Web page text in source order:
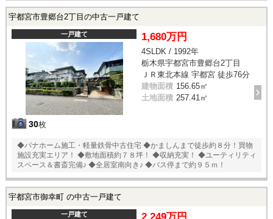
宇都宮市豊郷台2丁目の中古一戸建て
一戸建て
30枚
1,680万円
4SLDK / 1992年
栃木県宇都宮市豊郷台2丁目
ＪＲ東北本線 宇都宮 徒歩76分
建物面積 156.65㎡
土地面積 257.41㎡
◆パナホーム施工・軽量鉄骨中古住宅 ◆かましんまで徒歩約８分！買物
施設充実エリア！ ◆敷地面積約７８坪！ ◆収納充実！ ◆ユーティリティ
スペース＆書斎完備♪ ◆全居室南向き♪ ◆バス停まで約９５ｍ！
宇都宮市御幸町 の中古一戸建て
一戸建て